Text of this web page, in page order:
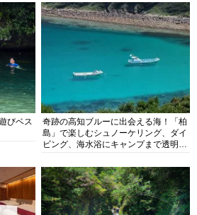
びベス
奇跡の高知ブルーに出会える海！「柏
島」で楽しむシュノーケリング、ダイ
ビング、海水浴にキャンプまで透明度